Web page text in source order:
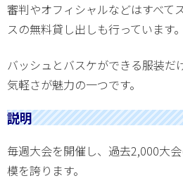
審判やオフィシャルなどはすべて
スの無料貸し出しも行っています。
バッシュとバスケができる服装だ
気軽さが魅力の一つです。
説明
毎週大会を開催し、過去2,000大
模を誇ります。